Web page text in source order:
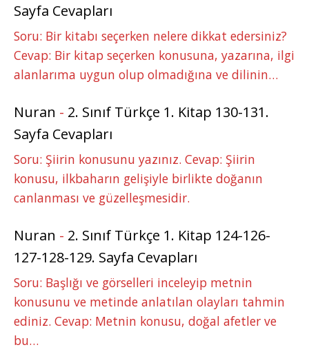
Sayfa Cevapları
Soru: Bir kitabı seçerken nelere dikkat edersiniz?
Cevap: Bir kitap seçerken konusuna, yazarına, ilgi
alanlarıma uygun olup olmadığına ve dilinin…
Nuran - 2. Sınıf Türkçe 1. Kitap 130-131.
Sayfa Cevapları
Soru: Şiirin konusunu yazınız. Cevap: Şiirin
konusu, ilkbaharın gelişiyle birlikte doğanın
canlanması ve güzelleşmesidir.
Nuran - 2. Sınıf Türkçe 1. Kitap 124-126-
127-128-129. Sayfa Cevapları
Soru: Başlığı ve görselleri inceleyip metnin
konusunu ve metinde anlatılan olayları tahmin
ediniz. Cevap: Metnin konusu, doğal afetler ve
bu…